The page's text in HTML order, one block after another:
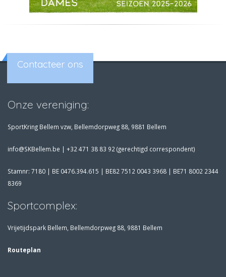
Contacteer ons
Onze vereniging:
SportKring Bellem vzw, Bellemdorpweg 88, 9881 Bellem
info@SKBellem.be | +32 471 38 83 92 (gerechtigd correspondent)
Stamnr: 7180 | BE 0476.394.615 | BE82 7512 0043 3968 | BE71 8002 2344
8369
Sportcomplex:
Vrijetijdspark Bellem, Bellemdorpweg 88, 9881 Bellem
Routeplan